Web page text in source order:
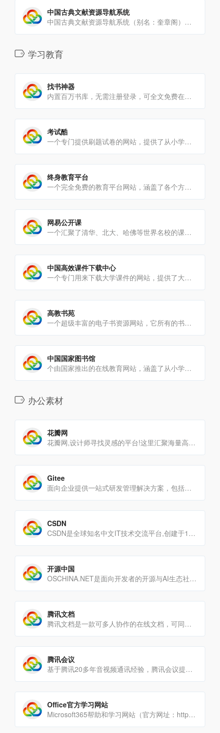
中国古典文献资源导航系统
中国古典文献资源导航系统（别名：奎章阁）是中国首家古典文献资源导航平台，属于数字人文基础设施，2019年10月[…]
学习教育
找书神器
内置百万书库，无需注册登录，可全文免费在线阅读。界面简单，首页有搜索框，输入书名或作者名即可搜索，详情页能查看[…]
考试酷
一个专门提供刷题试卷的网站，提供了从小学、初中、大学所有的试卷，网页按照不同的学类进行了详细分类，包括职业资格[…]
终身教育平台
一个完全免费的教育平台网站，涵盖了各个方面的教育资源，包括生活、职场、老年、学历、兴趣、技能等所有的学习资源都[…]
网易公开课
一个汇聚了清华、北大、哈佛等世界名校的课程教学网站，能在这里找到大量的免费专业课程，打开就可以看到分类好的文学[…]
中国高效课件下载中心
一个专门用来下载大学课件的网站，提供了大学各个专业的课件，包括力学、农学、化学、统计、土木建筑、外语等，基本上[…]
高教书苑
一个超级丰富的电子书资源网站，它所有的书籍都进行了详细分类，点击首页上方的分类可以找到关于高等教育、高等职业教[…]
中国国家图书馆
个由国家推出的在线教育网站，涵盖了从小学到大学的教育资源，能在这里找到大量的免费电子书论文、电子期刊、大学教材[…]
办公素材
花瓣网
花瓣网,设计师寻找灵感的平台!这里汇聚海量高清创意图片与设计素材,通过智能采集工具助你高效整理灵感.无论是保存[…]
Gitee
面向企业提供一站式研发管理解决方案，包括代码管理、项目管理、文档协作、测试管理、CICD、效能度量等多个模块，[…]
CSDN
CSDN是全球知名中文IT技术交流平台,创建于1999年,包含原创博客、精品问答、职业培训、技术论坛、资源下载[…]
开源中国
OSCHINA.NET是面向开发者的开源与AI生态社区。我们倡导开源协作，以内容为核心，并以AI提升[…]
腾讯文档
腾讯文档是一款可多人协作的在线文档，可同时编辑Word、Excel和PPT文档，云端实时保存。可针对QQ、微信[…]
腾讯会议
基于腾讯20多年音视频通讯经验，腾讯会议提供一站式音视频会议解决方案，让您能随时随地体验高清流畅的会议以及会议[…]
Office官方学习网站
Microsoft365帮助和学习网站（官方网址：https://support.microsoft.co[…]